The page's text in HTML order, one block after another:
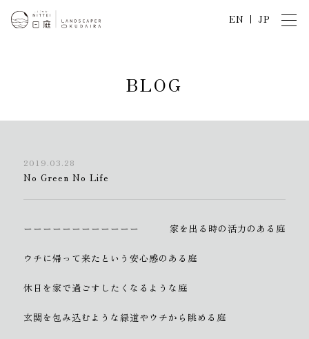
EN JP
BLOG
2019.03.28
No Green No Life
ーーーーーーーーーーーー 家を出る時の活力のある庭
ウチに帰って来たという安心感のある庭
休日を家で過ごすしたくなるような庭
玄関を包み込むような緑道やウチから眺める庭